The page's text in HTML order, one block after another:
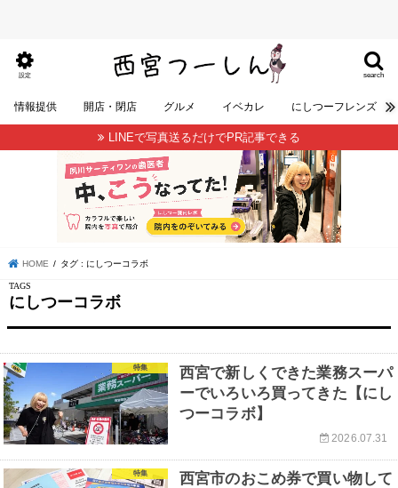
search
設定
情報提供 開店・閉店 グルメ イベカレ にしつーフレンズ
LINEで写真送るだけでPR記事できる
HOME タグ : にしつーコラボ
にしつーコラボ
特集
西宮で新しくできた業務スーパ
ーでいろいろ買ってきた【にし
つーコラボ】
2026.07.31
特集
西宮市のおこめ券で買い物して